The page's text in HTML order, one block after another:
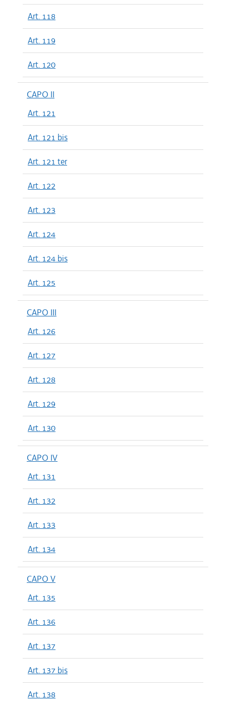
Art. 118
Art. 119
Art. 120
CAPO II
Art. 121
Art. 121 bis
Art. 121 ter
Art. 122
Art. 123
Art. 124
Art. 124 bis
Art. 125
CAPO III
Art. 126
Art. 127
Art. 128
Art. 129
Art. 130
CAPO IV
Art. 131
Art. 132
Art. 133
Art. 134
CAPO V
Art. 135
Art. 136
Art. 137
Art. 137 bis
Art. 138